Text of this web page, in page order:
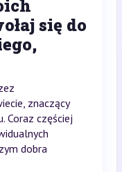
się do
znaczący
Coraz częściej
dobra